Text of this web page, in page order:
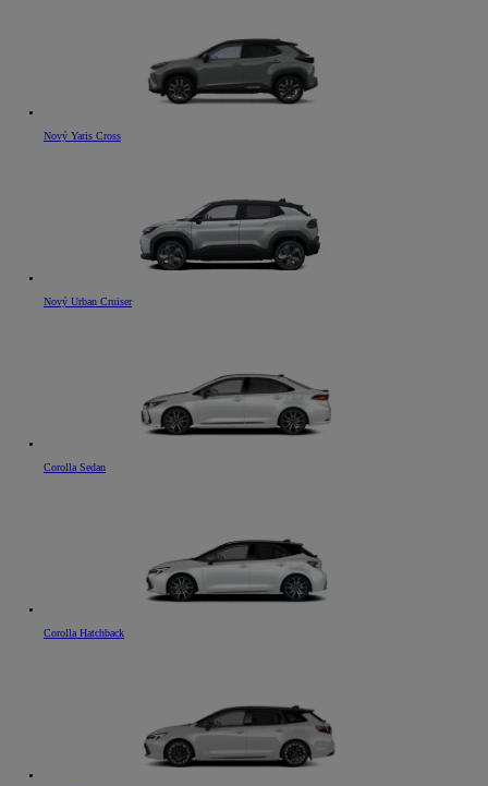
Nový Yaris Cross
Nový Urban Cruiser
Corolla Sedan
Corolla Hatchback